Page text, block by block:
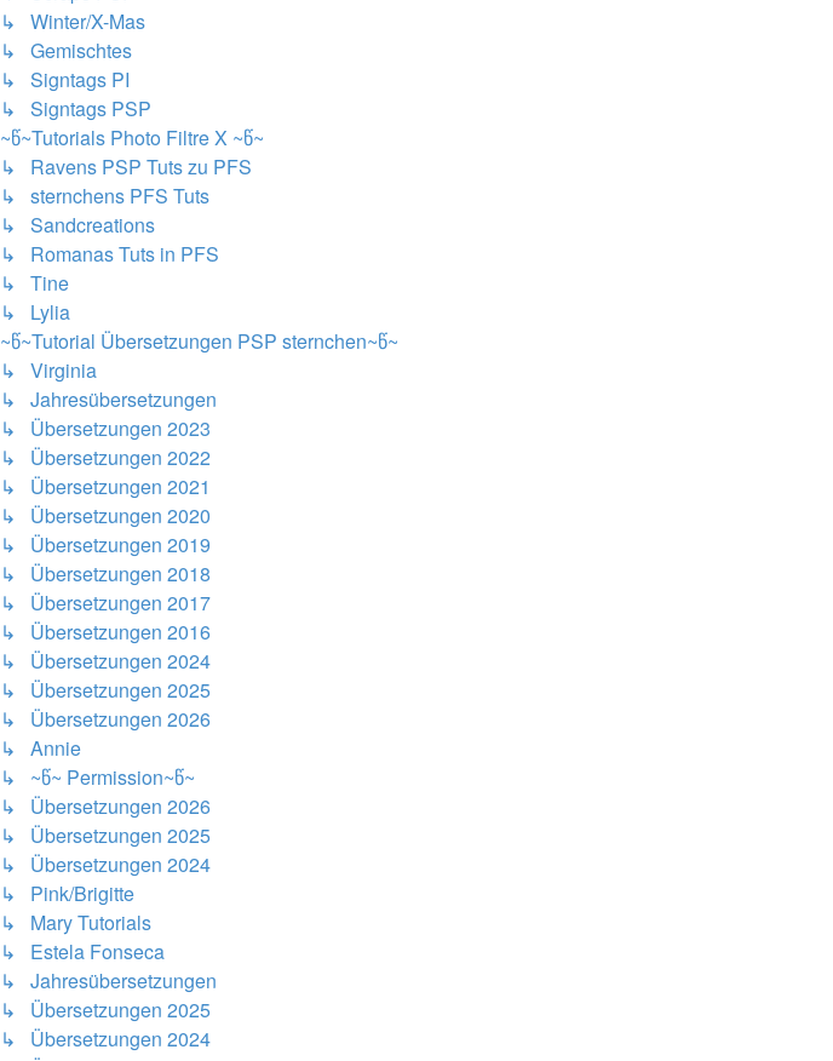
↳ Winter/X-Mas
↳ Gemischtes
↳ Signtags PI
↳ Signtags PSP
~წ~Tutorials Photo Filtre X ~წ~
↳ Ravens PSP Tuts zu PFS
↳ sternchens PFS Tuts
↳ Sandcreations
↳ Romanas Tuts in PFS
↳ Tine
↳ Lylia
~წ~Tutorial Übersetzungen PSP sternchen~წ~
↳ Virginia
↳ Jahresübersetzungen
↳ Übersetzungen 2023
↳ Übersetzungen 2022
↳ Übersetzungen 2021
↳ Übersetzungen 2020
↳ Übersetzungen 2019
↳ Übersetzungen 2018
↳ Übersetzungen 2017
↳ Übersetzungen 2016
↳ Übersetzungen 2024
↳ Übersetzungen 2025
↳ Übersetzungen 2026
↳ Annie
↳ ~წ~ Permission~წ~
↳ Übersetzungen 2026
↳ Übersetzungen 2025
↳ Übersetzungen 2024
↳ Pink/Brigitte
↳ Mary Tutorials
↳ Estela Fonseca
↳ Jahresübersetzungen
↳ Übersetzungen 2025
↳ Übersetzungen 2024